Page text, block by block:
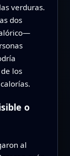
verduras.
dos
los
o
al